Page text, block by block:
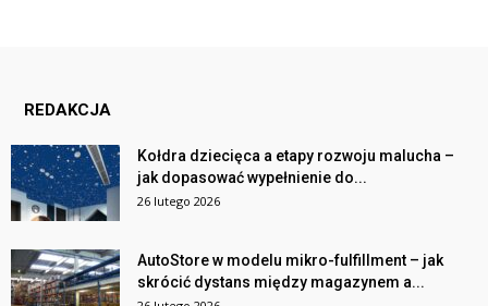
REDAKCJA
Kołdra dziecięca a etapy rozwoju malucha –
jak dopasować wypełnienie do...
26 lutego 2026
AutoStore w modelu mikro-fulfillment – jak
skrócić dystans między magazynem a...